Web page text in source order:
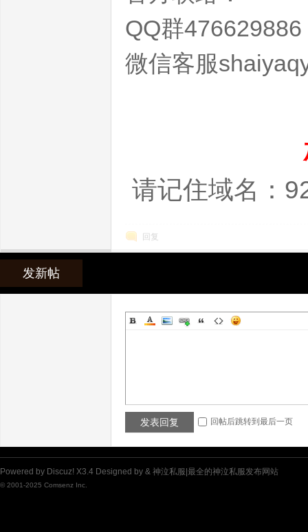
QQ群476629886
微信客服
请记住域名：
回复
发新帖
发表回复 回帖后跳转到最后一页
Powered by Discuz! X3.4 Designed by & 神泣私服|最全的神泣私服发布网站
© 2001-2025 Comsenz Inc.